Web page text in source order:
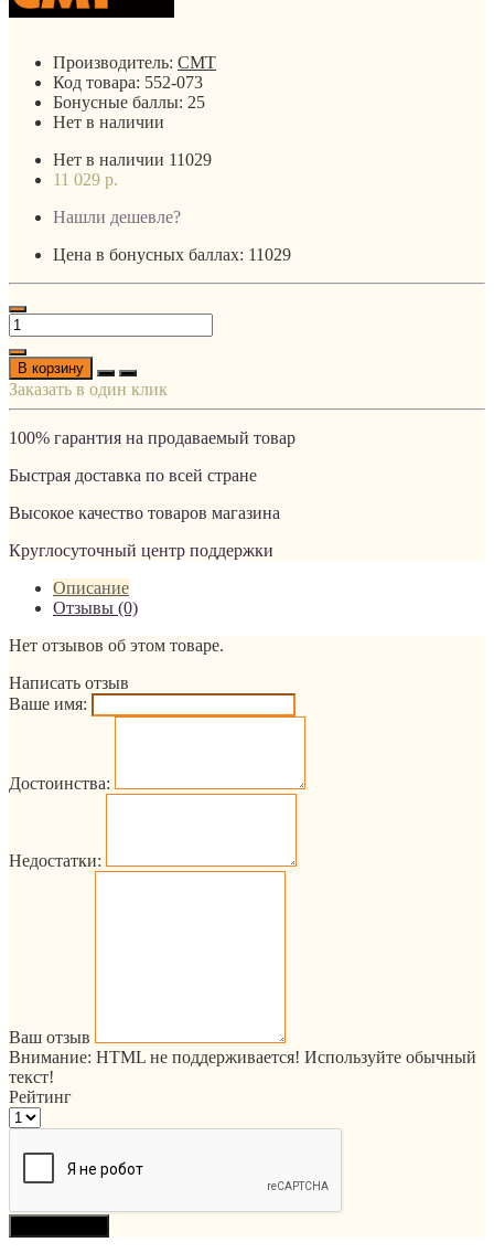
Производитель: CMT
Код товара: 552-073
Бонусные баллы: 25
Нет в наличии
Нет в наличии 11029
11 029 р.
Нашли дешевле?
Цена в бонусных баллах: 11029
В корзину
Заказать в один клик
100% гарантия на продаваемый товар
Быстрая доставка по всей стране
Высокое качество товаров магазина
Круглосуточный центр поддержки
Описание
Отзывы (0)
Нет отзывов об этом товаре.
Написать отзыв
Ваше имя:
Достоинства:
Недостатки:
Ваш отзыв
Внимание: HTML не поддерживается! Используйте обычный
текст!
Рейтинг